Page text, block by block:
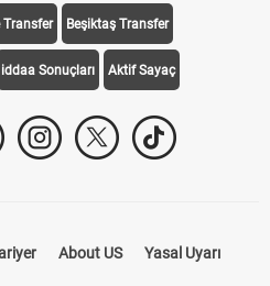
Transfer Beşiktaş Transfer
iddaa Sonuçları Aktif Sayaç
About US Yasal Uyarı